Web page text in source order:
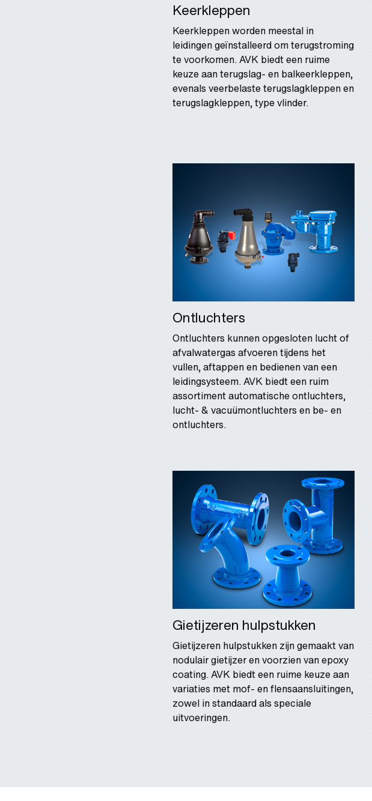
Keerkleppen
Keerkleppen worden meestal in
leidingen geïnstalleerd om terugstroming
te voorkomen. AVK biedt een ruime
keuze aan terugslag- en balkeerkleppen,
evenals veerbelaste terugslagkleppen en
terugslagkleppen, type vlinder.
Ontluchters
Ontluchters kunnen opgesloten lucht of
afvalwatergas afvoeren tijdens het
vullen, aftappen en bedienen van een
leidingsysteem. AVK biedt een ruim
assortiment automatische ontluchters,
lucht- & vacuümontluchters en be- en
ontluchters.
Gietijzeren hulpstukken
Gietijzeren hulpstukken zijn gemaakt van
nodulair gietijzer en voorzien van epoxy
coating. AVK biedt een ruime keuze aan
variaties met mof- en flensaansluitingen,
zowel in standaard als speciale
uitvoeringen.